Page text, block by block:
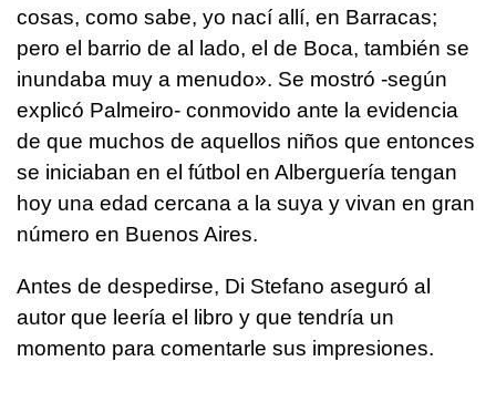
cosas, como sabe, yo nací allí, en Barracas;
pero el barrio de al lado, el de Boca, también se
inundaba muy a menudo». Se mostró -según
explicó Palmeiro- conmovido ante la evidencia
de que muchos de aquellos niños que entonces
se iniciaban en el fútbol en Alberguería tengan
hoy una edad cercana a la suya y vivan en gran
número en Buenos Aires.
Antes de despedirse, Di Stefano aseguró al
autor que leería el libro y que tendría un
momento para comentarle sus impresiones.